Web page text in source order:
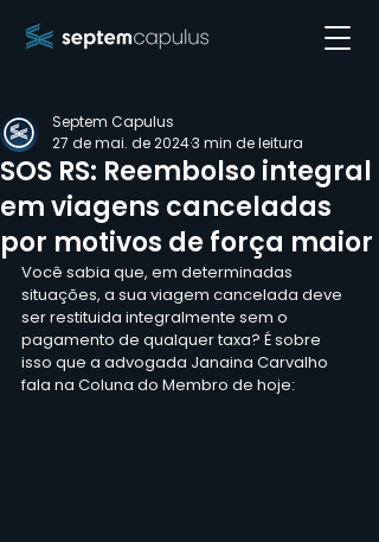
SOS RS: Reembolso integral
em viagens canceladas
por motivos de força maior
Septem Capulus
27 de mai. de 20243 min de leitura
Você sabia que, em determinadas
situações, a sua viagem cancelada deve
ser restituida integralmente sem o
pagamento de qualquer taxa? É sobre
isso que a advogada Janaina Carvalho
fala na Coluna do Membro de hoje: